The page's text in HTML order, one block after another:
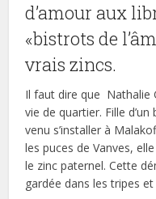
d’amour aux
«bistrots de
vrais zincs.
Il faut dire que Nathalie
vie de quartier. Fille
venu s’installer à
les puces de Vanves,
le zinc paternel. Cette
gardée dans les tripes